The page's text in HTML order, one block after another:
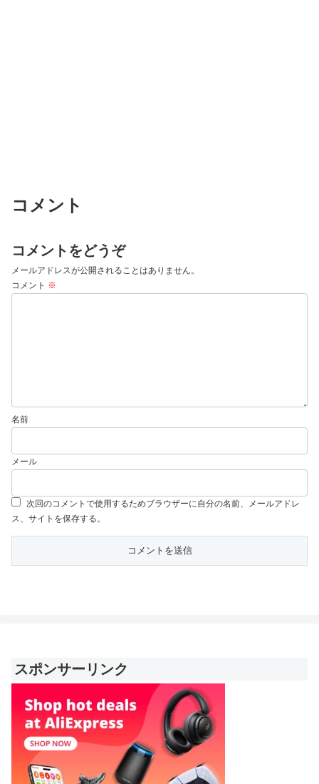
コメント
コメントをどうぞ
メールアドレスが公開されることはありません。
コメント ※
名前
メール
次回のコメントで使用するためブラウザーに自分の名前、メールアドレ
ス、サイトを保存する。
スポンサーリンク